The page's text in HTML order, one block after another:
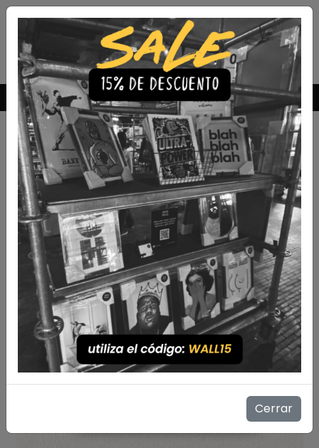
Envío Gratis a todo Chile comprando 3 o más productos
Cerrar